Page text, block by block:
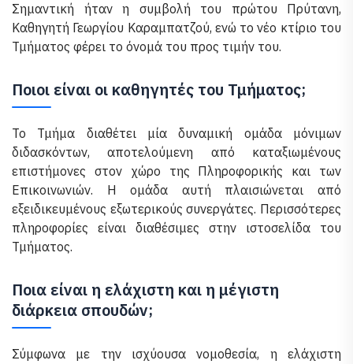
Σημαντική ήταν η συμβολή του πρώτου Πρύτανη,
Καθηγητή Γεωργίου Καραμπατζού, ενώ το νέο κτίριο του
Τμήματος φέρει το όνομά του προς τιμήν του.
Ποιοι είναι οι καθηγητές του Τμήματος;
Το Τμήμα διαθέτει μία δυναμική ομάδα μόνιμων
διδασκόντων, αποτελούμενη από καταξιωμένους
επιστήμονες στον χώρο της Πληροφορικής και των
Επικοινωνιών. Η ομάδα αυτή πλαισιώνεται από
εξειδικευμένους εξωτερικούς συνεργάτες. Περισσότερες
πληροφορίες είναι διαθέσιμες στην ιστοσελίδα του
Τμήματος.
Ποια είναι η ελάχιστη και η μέγιστη
διάρκεια σπουδών;
Σύμφωνα με την ισχύουσα νομοθεσία, η ελάχιστη